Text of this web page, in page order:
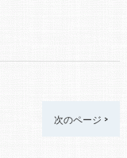
次のページ >